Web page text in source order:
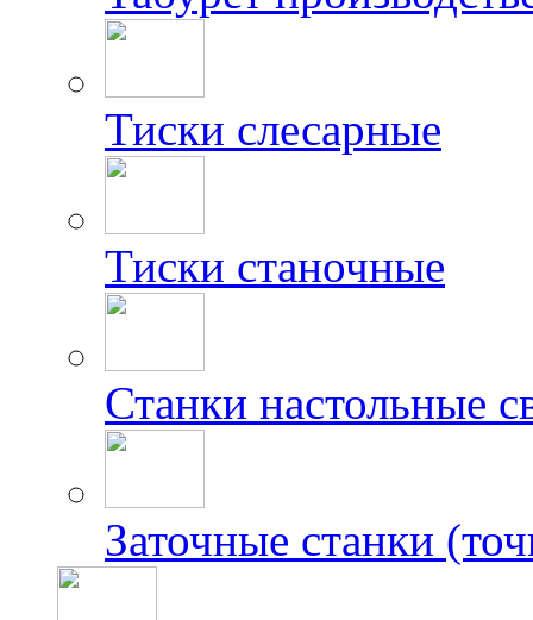
Тиски слесарные
Тиски станочные
Станки настольные
Заточные станки